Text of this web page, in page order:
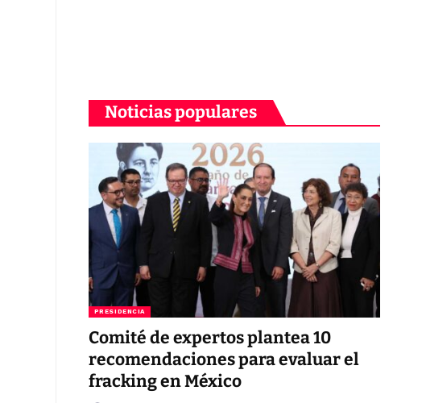
Noticias populares
PRESIDENCIA
Comité de expertos plantea 10
recomendaciones para evaluar el
fracking en México